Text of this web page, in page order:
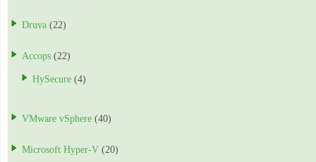
Druva (22)
Accops (22)
HySecure (4)
VMware vSphere (40)
Microsoft Hyper-V (20)